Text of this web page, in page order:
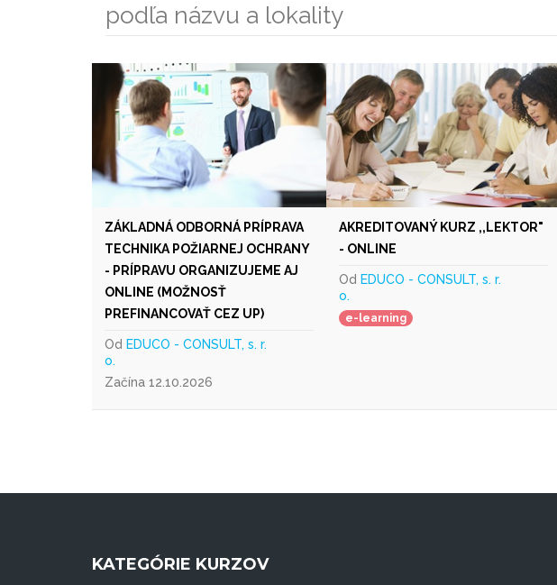
podľa názvu a lokality
ZÁKLADNÁ ODBORNÁ PRÍPRAVA
TECHNIKA POŽIARNEJ OCHRANY
- PRÍPRAVU ORGANIZUJEME AJ
ONLINE (MOŽNOSŤ
PREFINANCOVAŤ CEZ UP)
Od EDUCO - CONSULT, s. r.
o.
Začína 12.10.2026
AKREDITOVANÝ KURZ ,,LEKTOR"
- ONLINE
Od EDUCO - CONSULT, s. r.
o.
e-learning
KATEGÓRIE KURZOV